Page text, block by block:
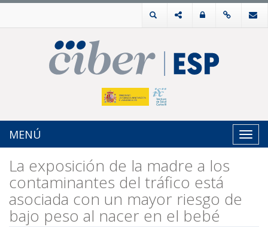
MENÚ
La exposición de la madre a los
contaminantes del tráfico está
asociada con un mayor riesgo de
bajo peso al nacer en el bebé